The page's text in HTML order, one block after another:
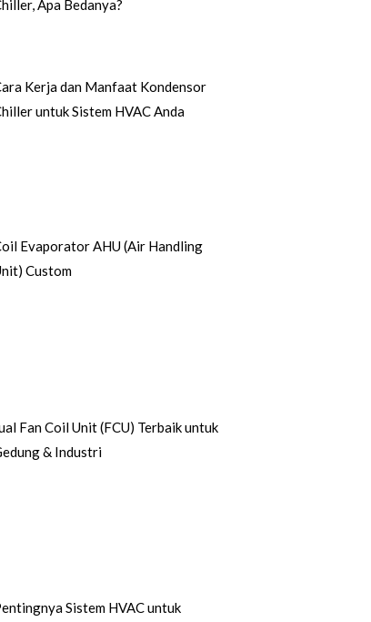
Apa Bedanya?
Kerja dan Manfaat Kondensor
untuk Sistem HVAC Anda
Evaporator AHU (Air Handling
Custom
Fan Coil Unit (FCU) Terbaik untuk
& Industri
Sistem HVAC untuk